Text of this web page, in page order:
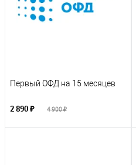
Первый ОФД на 15 месяцев
2 890 ₽ 4 900 ₽